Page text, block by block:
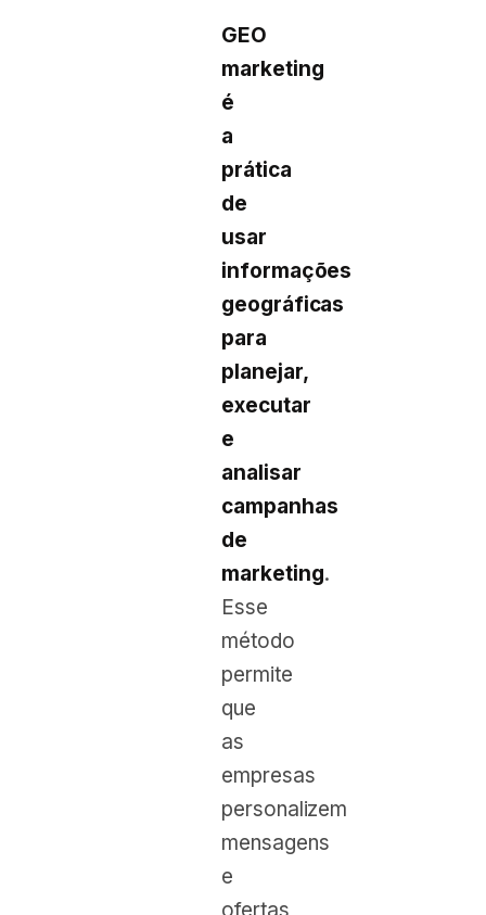
GEO
marketing
é
a
prática
de
usar
informações
geográficas
para
planejar,
executar
e
analisar
campanhas
de
marketing.
Esse
método
permite
que
as
empresas
personalizem
mensagens
e
ofertas